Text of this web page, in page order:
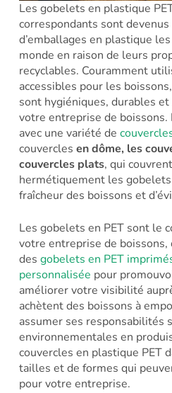
Les gobelets en plastique
correspondants sont devenus
d’emballages en plastique
monde en raison de leurs
recyclables. Couramment
accessibles pour les
sont hygiéniques, durables
votre entreprise de
avec une variété de
couvercles en dôme, les
couvercles plats, qui
hermétiquement les
fraîcheur des boissons et
Les gobelets en PET sont le
votre entreprise de boissons,
des gobelets en PET
personnalisée pour
améliorer votre visibilité
achètent des boissons à
assumer ses responsabilités
environnementales en
couvercles en plastique PET
tailles et de formes qui
pour votre entreprise.